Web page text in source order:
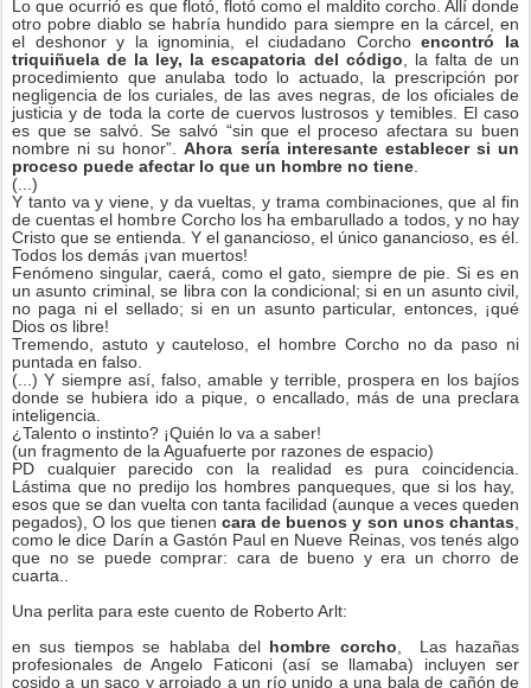
Lo que ocurrió es que flotó, flotó como el maldito corcho. Allí donde
otro pobre diablo se habría hundido para siempre en la cárcel, en
el deshonor y la ignominia, el ciudadano Corchoencontró la
triquiñuela de la ley, la escapatoria del código , la falta de un
procedimiento que anulaba todo lo actuado, la prescripción por
negligencia de los curiales, de las aves negras, de los oficiales de
justicia y de toda la corte de cuervos lustrosos y temibles. El caso
es que se salvó. Se salvó “sin que el proceso afectara su buen
nombre ni su honor”.Ahora sería interesante establecer si un
proceso puede afectar lo que un hombre no tiene
(...)
Y tanto va y viene, y da vueltas, y trama combinaciones, que al fin
de cuentas el hombre Corcho los ha embarullado a todos, y no hay
Cristo que se entienda. Y el ganancioso, el único ganancioso, es él.
Todos los demás ¡van muertos!
Fenómeno singular, caerá, como el gato, siempre de pie. Si es en
un asunto criminal, se libra con la condicional; si en un asunto civil,
no paga ni el sellado; si en un asunto particular, entonces, ¡qué
Dios os libre!
Tremendo, astuto y cauteloso, el hombre Corcho no da paso ni
puntada en falso.
(...) Y siempre así, falso, amable y terrible, prospera en los bajíos
donde se hubiera ido a pique, o encallado, más de una preclara
inteligencia.
¿Talento o instinto? ¡Quién lo va a saber!
(un fragmento de la Aguafuerte por razones de espacio)
PD cualquier parecido con la realidad es pura coincidencia.
Lástima que no predijo los hombres panqueques, que si los hay,
esos que se dan vuelta con tanta facilidad (aunque a veces queden
pegados), O los que tienen cara de buenos y son unos chantas
como le dice Darín a Gastón Paul en Nueve Reinas, vos tenés algo
que no se puede comprar: cara de bueno y era un chorro de
cuarta..
Una perlita para este cuento de Roberto Arlt:
en sus tiempos se hablaba del hombre corcho
Las hazañas
profesionales de Angelo Faticoni (así se llamaba) incluyen ser
cosido a un saco y arrojado a un río unido a una bala de cañón de